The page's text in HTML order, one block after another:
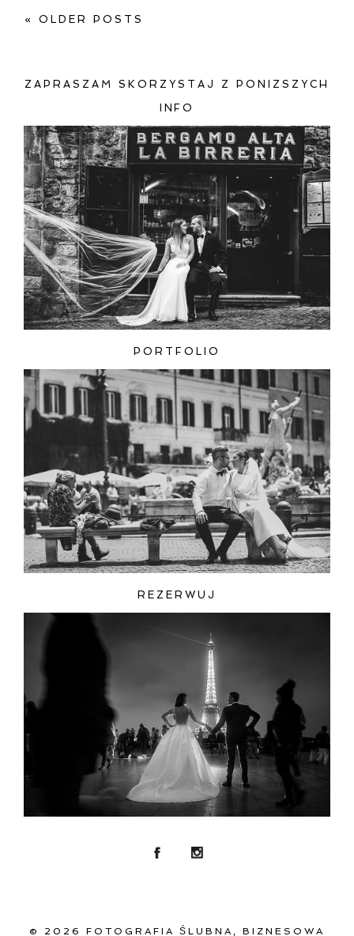
ZAMIEŚĆ KOMENTARZ
« OLDER POSTS
ZAPRASZAM SKORZYSTAJ Z PONIZSZYCH
INFO
PORTFOLIO
REZERWUJ
© 2026 FOTOGRAFIA ŚLUBNA, BIZNESOWA